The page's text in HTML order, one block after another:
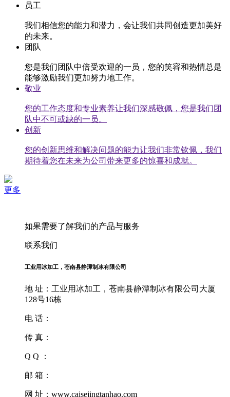
员工
我们相信您的能力和潜力，会让我们共同创造更加美好
的未来。
团队
您是我们团队中倍受欢迎的一员，您的笑容和热情总是
能够激励我们更加努力地工作。
敬业
您的工作态度和专业素养让我们深感敬佩，您是我们团
队中不可或缺的一员。
创新
您的创新思维和解决问题的能力让我们非常钦佩，我们
期待着您在未来为公司带来更多的惊喜和成就。
更多
如果需要了解我们的产品与服务
联系我们
工业用冰加工，苍南县静潭制冰有限公司
地 址：工业用冰加工，苍南县静潭制冰有限公司大厦
128号16栋
电 话：
传 真：
Q Q ：
邮 箱：
网 址：www.caisejingtanhao.com